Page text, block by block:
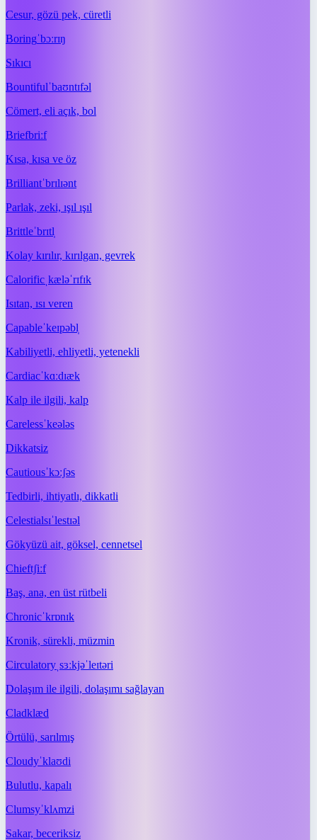
Cesur, gözü pek, cüretli
Boringˈbɔːrɪŋ
Sıkıcı
Bountifulˈbaʊntɪfəl
Cömert, eli açık, bol
Briefbriːf
Kısa, kısa ve öz
Brilliantˈbrɪlɪənt
Parlak, zeki, ışıl ışıl
Brittleˈbrɪtl̩
Kolay kırılır, kırılgan, gevrek
Calorific ˌkæləˈrɪfɪk
Isıtan, ısı veren
Capableˈkeɪpəbl̩
Kabiliyetli, ehliyetli, yetenekli
Cardiacˈkɑːdɪæk
Kalp ile ilgili, kalp
Carelessˈkeələs
Dikkatsiz
Cautiousˈkɔːʃəs
Tedbirli, ihtiyatlı, dikkatli
Celestialsɪˈlestɪəl
Gökyüzü ait, göksel, cennetsel
Chieftʃiːf
Baş, ana, en üst rütbeli
Chronicˈkrɒnɪk
Kronik, sürekli, müzmin
Circulatory ˌsɜːkjəˈleɪtəri
Dolaşım ile ilgili, dolaşımı sağlayan
Cladklæd
Örtülü, sarılmış
Cloudyˈklaʊdi
Bulutlu, kapalı
Clumsyˈklʌmzi
Sakar, beceriksiz